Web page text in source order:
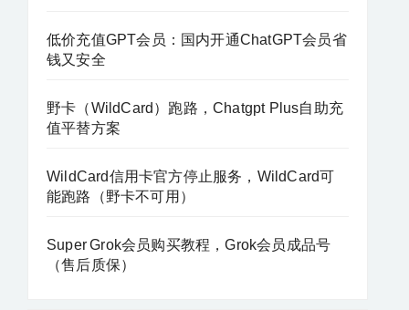
低价充值GPT会员：国内开通ChatGPT会员省
钱又安全
野卡（WildCard）跑路，Chatgpt Plus自助充
值平替方案
WildCard信用卡官方停止服务，WildCard可
能跑路（野卡不可用）
Super Grok会员购买教程，Grok会员成品号
（售后质保）